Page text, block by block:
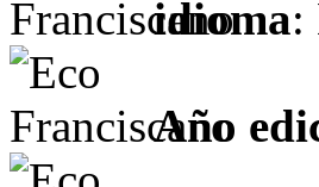
idioma:
Año